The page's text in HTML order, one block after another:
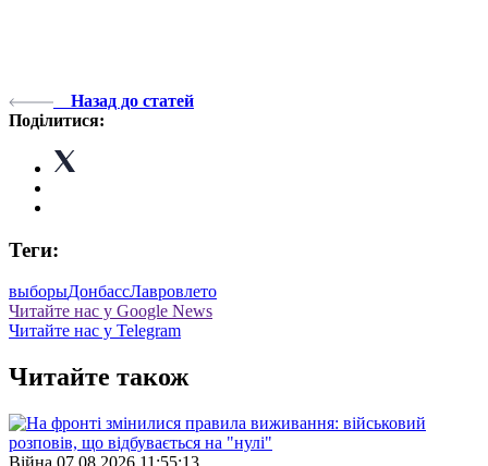
Назад до статей
Поділитися:
Теги:
выборыДонбассЛавровлето
Читайте нас у Google News
Читайте нас у Telegram
Читайте також
Війна 07.08.2026 11:55:13